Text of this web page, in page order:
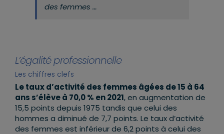
des femmes …
L’égalité professionnelle
Les chiffres clefs
Le taux d’activité des femmes âgées de 15 à 64
ans s’élève à 70,0 % en 2021, en augmentation de
15,5 points depuis 1975 tandis que celui des
hommes a diminué de 7,7 points. Le taux d’activité
des femmes est inférieur de 6,2 points à celui des